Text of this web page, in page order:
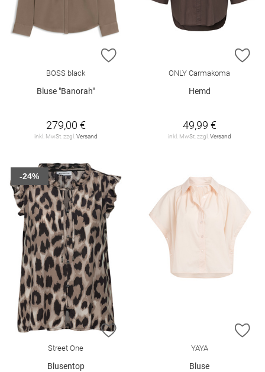
ZUR WUNSCHLISTE HINZUFÜGEN
BOSS black
Bluse "Banorah"
279,00 €
inkl. MwSt. zzgl. Versand
ONLY Carmakoma
Hemd
49,99 €
inkl. MwSt. zzgl. Versand
ZUR WUNSCHLISTE HINZUFÜGEN
Street One
Blusentop
-24%
YAYA
Bluse